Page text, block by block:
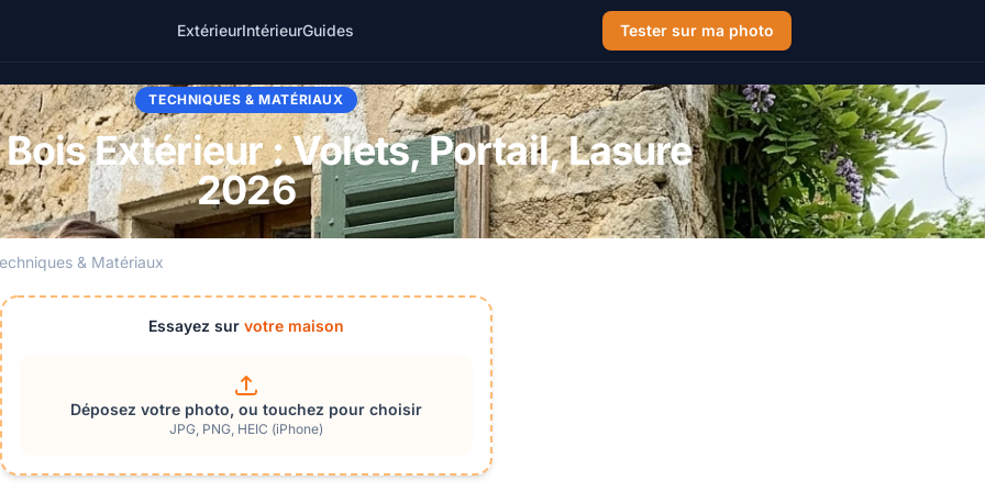
ExtérieurIntérieurGuides Tester sur ma photo
TECHNIQUES & MATÉRIAUX
Extérieur : Volets, Portail, Lasure
2026
& Matériaux
Essayez sur votre maison
Déposez votre photo, ou touchez pour choisir
JPG, PNG, HEIC (iPhone)